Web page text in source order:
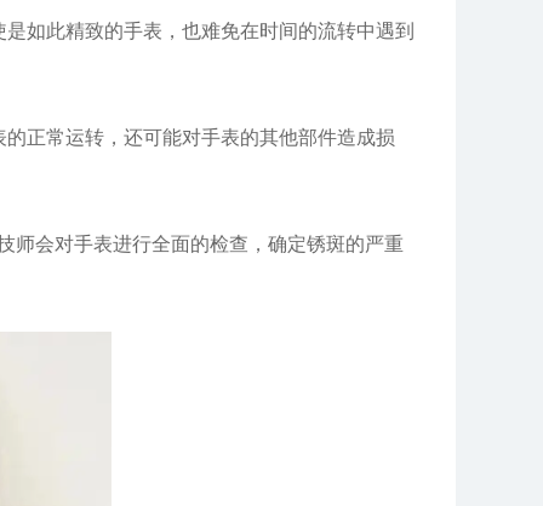
如此精致的手表，也难免在时间的流转中遇到
正常运转，还可能对手表的其他部件造成损
师会对手表进行全面的检查，确定锈斑的严重